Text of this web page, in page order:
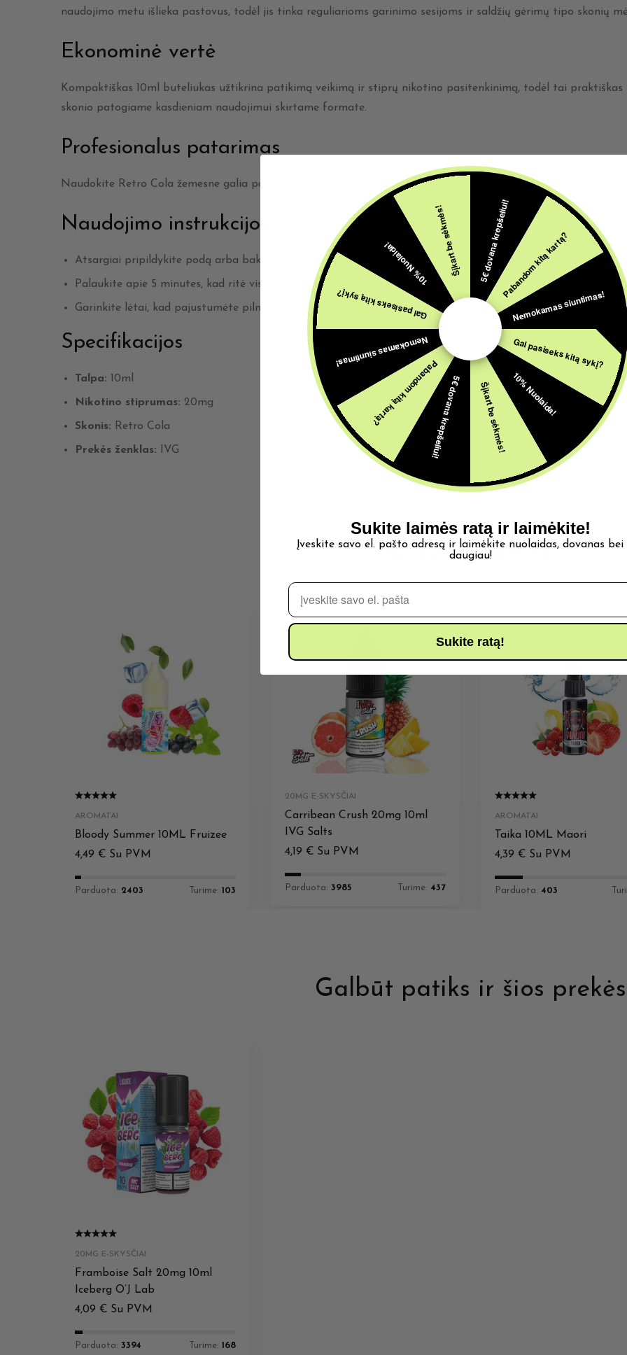
naudojimo metu išlieka pastovus, todėl jis tinka reguliarioms garinimo sesijoms ir saldžių gėrimų tipo skonių
Ekonominė vertė
Kompaktiškas 10ml buteliukas užtikrina patikimą veikimą ir stiprų nikotino pasitenkinimą, todėl tai praktiškas
skonio patogiame kasdieniam naudojimui skirtame formate.
Profesionalus patarimas
Naudokite Retro Cola žemesne galia pod arba MTL įrenginyje, kad išsaugotumėte saldžias kolos natas ir
Naudojimo instrukcijos
Atsargiai pripildykite podą arba bakelį e-skysčiu.
Palaukite apie 5 minutes, kad ritė visiškai sugertų skystį.
Garinkite lėtai, kad pajustumėte pilną kolos skonį ir švelnų nikotino perteikimą.
Specifikacijos
Talpa: 10ml
Nikotino stiprumas: 20mg
Skonis: Retro Cola
Prekės ženklas: IVG
Susijusios prekės
AROMATAI
Bloody Summer 10ML Fruizee
4,49 € Su PVM
Parduota: 2403 Turime: 103
20MG E-SKYSČIAI
Carribean Crush 20mg 10ml
IVG Salts
4,19 € Su PVM
Parduota: 3985 Turime: 437
AROMATAI
Taika 10ML Maori
4,39 € Su PVM
Parduota: 403
Galbūt patiks ir šios prekės
20MG E-SKYSČIAI
Framboise Salt 20mg 10ml
Iceberg O’J Lab
4,09 € Su PVM
Parduota: 3394 Turime: 168
5€ dovana krepšeliui!Pabandom kitą kartą?
Nemokamas siuntimas!
Gal pasiseks kitą sykį?
10% Nuolaida!
Šįkart be sėkmės!
5€ dovana krepšeliui!
Pabandom kitą kartą?
Nemokamas siuntimas!
Gal pasiseks kitą sykį?
10% Nuolaida!Šįkart be sėkmės!
Sukite laimės ratą ir laimėkite!
Įveskite savo el. pašto adresą ir laimėkite nuolaidas, dovanas bei
daugiau!
El. Pašto adresas
Sukite ratą!